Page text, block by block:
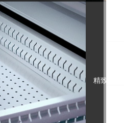
精致工艺